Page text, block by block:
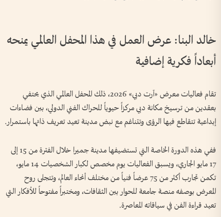
خالد البنا: عرض العمل في هذا المحفل العالمي يمنحه
أبعاداً فكرية إضافية
تقام فعاليات معرض «آرت دبي» 2026، ذلك المحفل العالمي الذي يحتفي
بعقدين من ترسيخ مكانة دبي مركزاً حيوياً للحراك الفني الدولي، بين فضاءات
إبداعية تتقاطع فيها الرؤى وتتناغم مع نبض مدينة تعيد تعريف ذاتها باستمرار.
ففي هذه الدورة الخاصة التي تستضيفها مدينة جميرا خلال الفترة من 15 إلى
17 مايو الجاري، ويسبق الفعاليات يوم مخصص لكبار الشخصيات 14 مايو،
تكمن تجارب أكثر من 75 عرضاً فنياً من مختلف أنحاء العالم، وتتجلى روح
المعرض بوصفه منصة جامعة للحوار بين الثقافات، ومختبراً مفتوحاً للأفكار التي
تعيد قراءة الفن في سياقاته المعاصرة.